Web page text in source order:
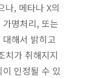
나, 메타나 X의
명처리, 또는
해서 밝히고
치가 취해지지
인정될 수 있